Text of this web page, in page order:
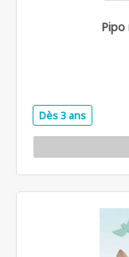
Dès 3 ans